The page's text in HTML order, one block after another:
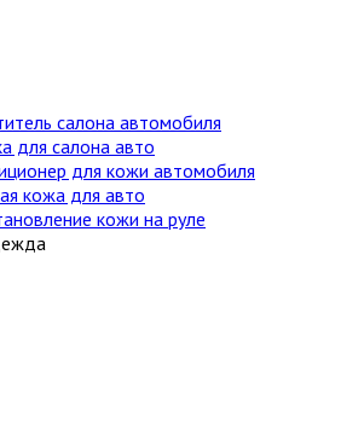
салона автомобиля
для салона авто
для кожи автомобиля
кожа для авто
кожи на руле